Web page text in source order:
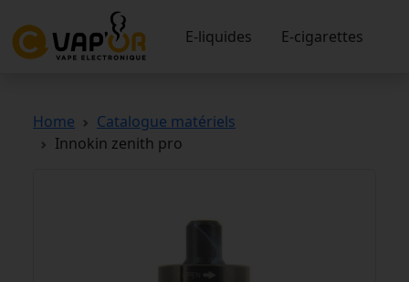
E-liquides E-cigarettes
Home
Catalogue matériels
Innokin zenith pro